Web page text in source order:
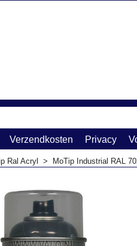
Verzendkosten Privacy
Ral Acryl > MoTip Industrial RAL